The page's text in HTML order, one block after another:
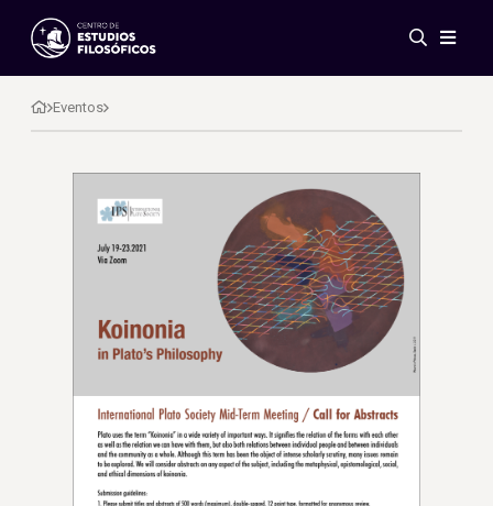
Eventos
Novedades
Investigación
Redes
Publicaciones
Miembros
Reglamento
Eventos